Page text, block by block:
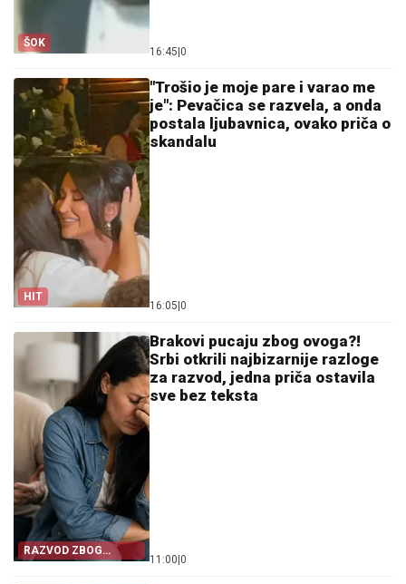
ŠOK
16:45|0
HIT
"Trošio je moje pare i varao me
je": Pevačica se razvela, a onda
postala ljubavnica, ovako priča o
skandalu
16:05|0
RAZVOD ZBOG
SITNICE
Brakovi pucaju zbog ovoga?!
Srbi otkrili najbizarnije razloge
za razvod, jedna priča ostavila
sve bez teksta
11:00|0